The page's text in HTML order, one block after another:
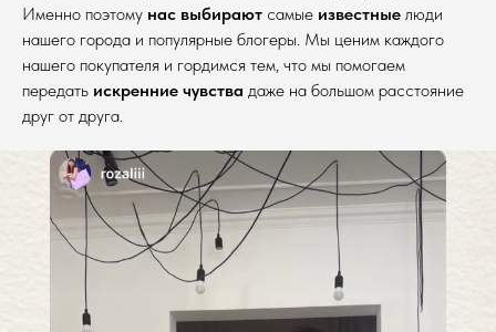
Именно поэтому нас выбирают самые известные люди
нашего города и популярные блогеры. Мы ценим каждого
нашего покупателя и гордимся тем, что мы помогаем
передать искренние чувства даже на большом расстояние
друг от друга.